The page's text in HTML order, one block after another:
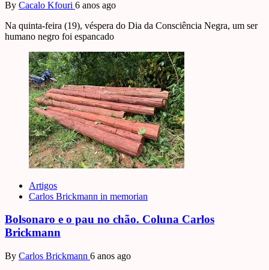
By Cacalo Kfouri 6 anos ago
Na quinta-feira (19), véspera do Dia da Consciência Negra, um ser
humano negro foi espancado
Artigos
Carlos Brickmann in memorian
Bolsonaro e o pau no chão. Coluna Carlos
Brickmann
By Carlos Brickmann 6 anos ago